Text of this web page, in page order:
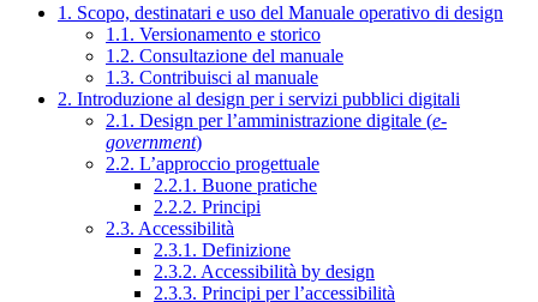
1. Scopo, destinatari e uso del Manuale operativo di design
1.1. Versionamento e storico
1.2. Consultazione del manuale
1.3. Contribuisci al manuale
2. Introduzione al design per i servizi pubblici digitali
2.1. Design per l’amministrazione digitale (e-
government)
2.2. L’approccio progettuale
2.2.1. Buone pratiche
2.2.2. Principi
2.3. Accessibilità
2.3.1. Definizione
2.3.2. Accessibilità by design
2.3.3. Principi per l’accessibilità